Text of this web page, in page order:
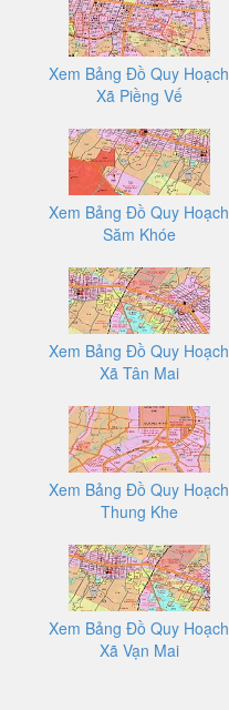
Xem Bảng Đồ Quy Hoạch
Xã Piềng Vế
Xem Bảng Đồ Quy Hoạch
Săm Khóe
Xem Bảng Đồ Quy Hoạch
Xã Tân Mai
Xem Bảng Đồ Quy Hoạch
Thung Khe
Xem Bảng Đồ Quy Hoạch
Xã Vạn Mai